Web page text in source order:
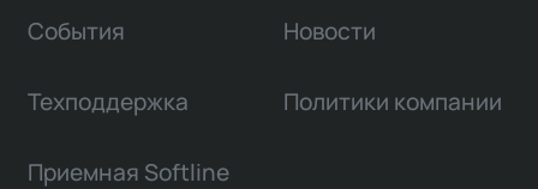
События Новости
Техподдержка Политики компании
Приемная Softline